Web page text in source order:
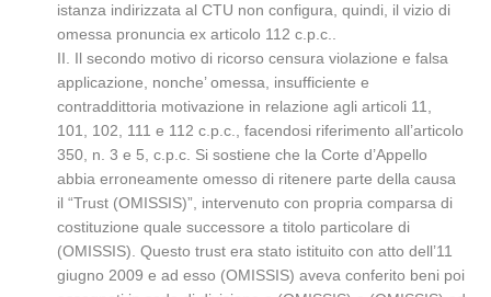
istanza indirizzata al CTU non configura, quindi, il vizio di
omessa pronuncia ex articolo 112 c.p.c..
II. Il secondo motivo di ricorso censura violazione e falsa
applicazione, nonche’ omessa, insufficiente e
contraddittoria motivazione in relazione agli articoli 11,
101, 102, 111 e 112 c.p.c., facendosi riferimento all’articolo
350, n. 3 e 5, c.p.c. Si sostiene che la Corte d’Appello
abbia erroneamente omesso di ritenere parte della causa
il “Trust (OMISSIS)”, intervenuto con propria comparsa di
costituzione quale successore a titolo particolare di
(OMISSIS). Questo trust era stato istituito con atto dell’11
giugno 2009 e ad esso (OMISSIS) aveva conferito beni poi